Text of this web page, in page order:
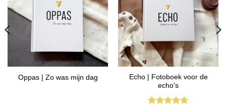
Oppas | Zo was mijn dag
Echo | Fotoboek voor de
echo’s